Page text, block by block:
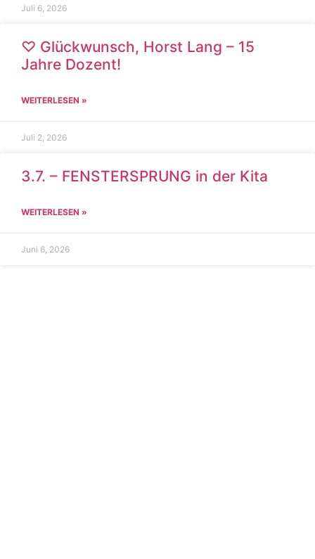
Juli 6, 2026
♡ Glückwunsch, Horst Lang – 15
Jahre Dozent!
WEITERLESEN »
Juli 2, 2026
3.7. – FENSTERSPRUNG in der Kita
WEITERLESEN »
Juni 6, 2026